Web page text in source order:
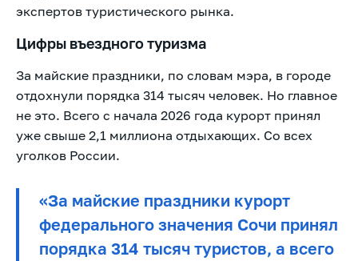
экспертов туристического рынка.
Цифры въездного туризма
За майские праздники, по словам мэра, в городе
отдохнули порядка 314 тысяч человек. Но главное
не это. Всего с начала 2026 года курорт принял
уже свыше 2,1 миллиона отдыхающих. Со всех
уголков России.
«За майские праздники курорт
федерального значения Сочи принял
порядка 314 тысяч туристов, а всего